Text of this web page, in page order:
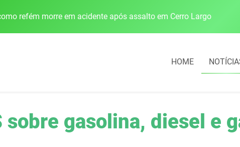
refém morre em acidente após assalto em Cerro Largo
HOME
sobre gasolina, diesel e